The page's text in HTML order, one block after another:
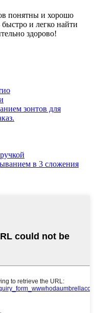
понятны и хорошо
и легко найти
здорово!
зонтов для
в 3 сложения